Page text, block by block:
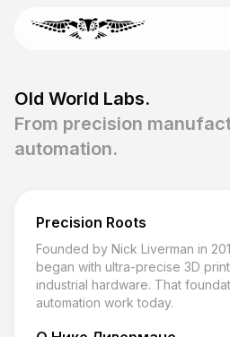
Send your automation goal,
and timeline to
Главная
О нас
Услуги
Блог
Old World Labs.
From precision
automation.
Precision Roots
Founded by Nick Liverman in
began with ultra-precise 3D
industrial hardware. That
automation work today.